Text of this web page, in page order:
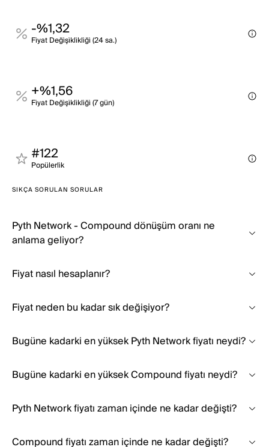
-%1,32
Fi̇yat Deği̇şi̇kli̇kli̇ği̇ (24 sa.)
+%1,56
Fi̇yat Deği̇şi̇kli̇kli̇ği̇ (7 gün)
#122
Popülerli̇k
SIKÇA SORULAN SORULAR
Pyth Network - Compound dönüşüm oranı ne
anlama geliyor?
Fiyat nasıl hesaplanır?
Fiyat neden bu kadar sık değişiyor?
Bugüne kadarki en yüksek Pyth Network fiyatı neydi?
Bugüne kadarki en yüksek Compound fiyatı neydi?
Pyth Network fiyatı zaman içinde ne kadar değişti?
Compound fiyatı zaman içinde ne kadar değişti?